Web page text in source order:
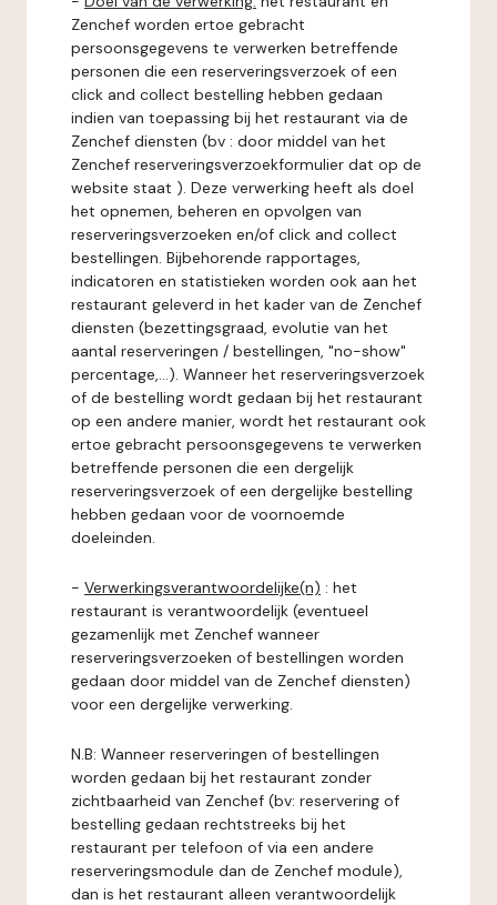
Zenchef worden ertoe gebracht
persoonsgegevens te verwerken betreffende
personen die een reserveringsverzoek of een
click and collect bestelling hebben gedaan
indien van toepassing bij het restaurant via de
Zenchef diensten (bv : door middel van het
Zenchef reserveringsverzoekformulier dat op de
website staat ). Deze verwerking heeft als doel
het opnemen, beheren en opvolgen van
reserveringsverzoeken en/of click and collect
bestellingen. Bijbehorende rapportages,
indicatoren en statistieken worden ook aan het
restaurant geleverd in het kader van de Zenchef
diensten (bezettingsgraad, evolutie van het
aantal reserveringen / bestellingen, "no-show"
percentage,...). Wanneer het reserveringsverzoek
of de bestelling wordt gedaan bij het restaurant
op een andere manier, wordt het restaurant ook
ertoe gebracht persoonsgegevens te verwerken
betreffende personen die een dergelijk
reserveringsverzoek of een dergelijke bestelling
hebben gedaan voor de voornoemde
doeleinden.
- Verwerkingsverantwoordelijke(n) : het
restaurant is verantwoordelijk (eventueel
gezamenlijk met Zenchef wanneer
reserveringsverzoeken of bestellingen worden
gedaan door middel van de Zenchef diensten)
voor een dergelijke verwerking.
N.B: Wanneer reserveringen of bestellingen
worden gedaan bij het restaurant zonder
zichtbaarheid van Zenchef (bv: reservering of
bestelling gedaan rechtstreeks bij het
restaurant per telefoon of via een andere
reserveringsmodule dan de Zenchef module),
dan is het restaurant alleen verantwoordelijk